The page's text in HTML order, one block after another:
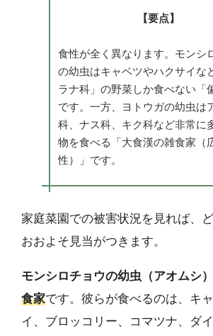
【要点】
食性が全く異なります。モンシ
の幼虫はキャベツやハクサイな
ラナ科」の野菜しか食べない「
です。一方、ヨトウガの幼虫は
科、ナス科、キク科など非常に
物を食べる「大食漢の雑食家（
性）」です。
家庭菜園での被害状況を見れば、
おおよそ見当がつきます。
モンシロチョウの幼虫（アオムシ）
食家です。彼らが食べるのは、キ
イ、ブロッコリー、コマツナ、ダ